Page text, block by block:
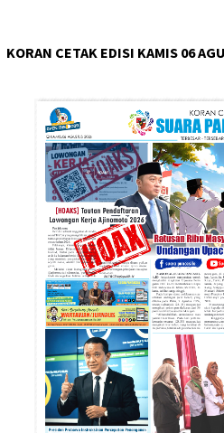
KORAN CETAK EDISI KAMIS 06